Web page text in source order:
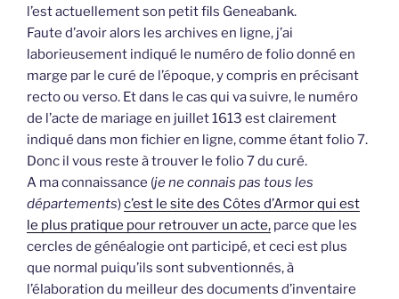
l’est actuellement son petit fils Geneabank.
Faute d’avoir alors les archives en ligne, j’ai
laborieusement indiqué le numéro de folio donné en
marge par le curé de l’époque, y compris en précisant
recto ou verso. Et dans le cas qui va suivre, le numéro
de l’acte de mariage en juillet 1613 est clairement
indiqué dans mon fichier en ligne, comme étant folio 7.
Donc il vous reste à trouver le folio 7 du curé.
A ma connaissance (je ne connais pas tous les
départements)c’est le site des Côtes d’Armor qui est
le plus pratique pour retrouver un acte, parce que les
cercles de généalogie ont participé, et ceci est plus
que normal puiqu’ils sont subventionnés, à
l’élaboration du meilleur des documents d’inventaire